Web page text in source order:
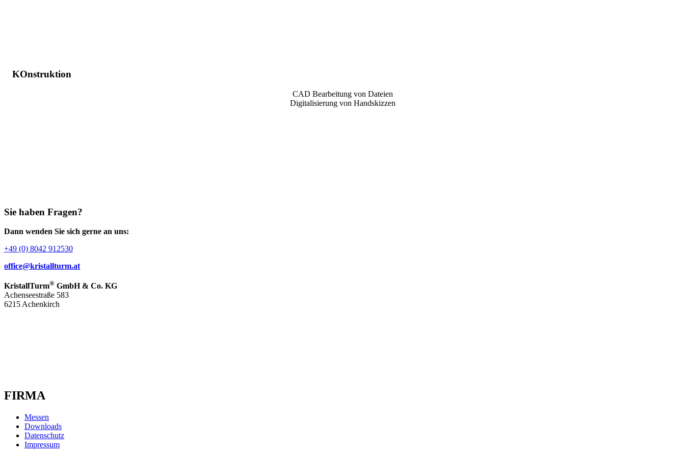
KOnstruktion
CAD Bearbeitung von Dateien
Digitalisierung von Handskizzen
Sie haben Fragen?
Dann wenden Sie sich gerne an uns:
+49 (0) 8042 912530
office@kristallturm.at
KristallTurm® GmbH & Co. KG
Achenseestraße 583
6215 Achenkirch
FIRMA
Messen
Downloads
Datenschutz
Impressum